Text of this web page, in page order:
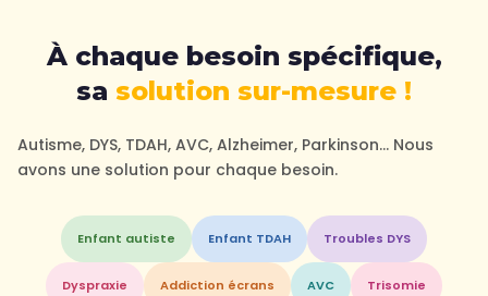
À chaque besoin spécifique,
sa solution sur-mesure !
Autisme, DYS, TDAH, AVC, Alzheimer, Parkinson… Nous
avons une solution pour chaque besoin.
Enfant autiste Enfant TDAH Troubles DYS
Dyspraxie Addiction écrans AVC Trisomie